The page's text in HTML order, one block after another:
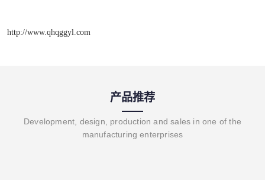
http://www.qhqggyl.com
产品推荐
Development, design, production and sales in one of the
manufacturing enterprises